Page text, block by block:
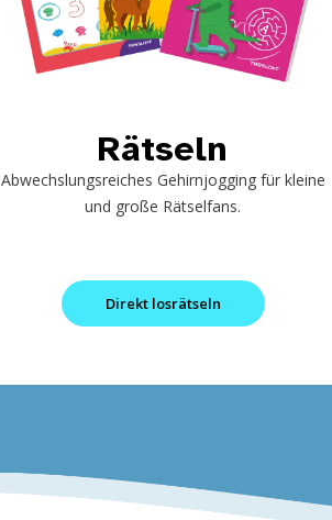
Rätseln
Abwechslungsreiches Gehirnjogging für kleine
und große Rätselfans.
Direkt losrätseln